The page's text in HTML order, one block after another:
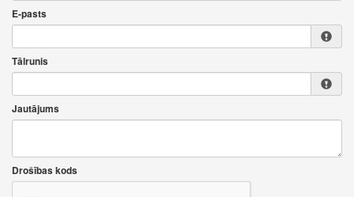
E-pasts
Tālrunis
Jautājums
Drošības kods